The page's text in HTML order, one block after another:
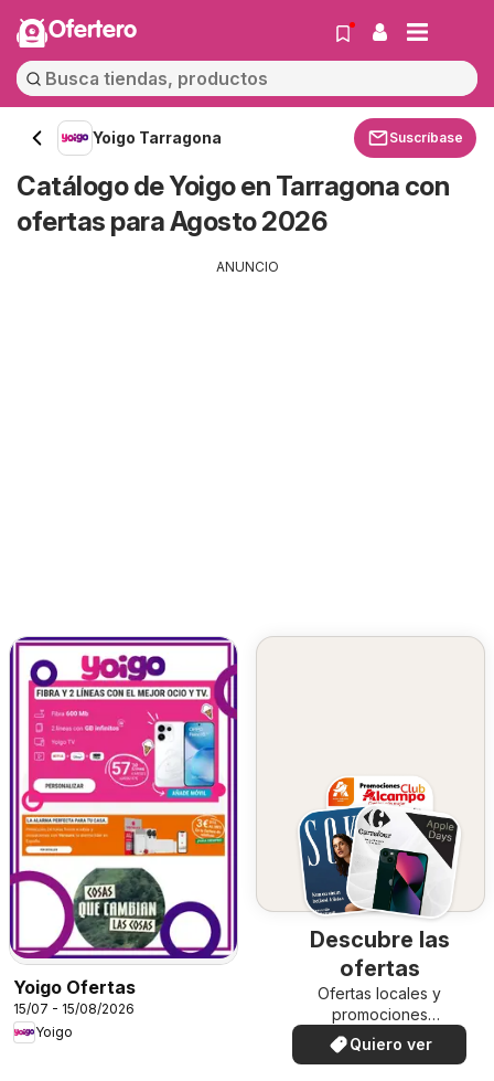
Ofertero
Yoigo Tarragona Suscríbase
Catálogo de Yoigo en Tarragona con
ofertas para Agosto 2026
ANUNCIO
Yoigo Ofertas
15/07 - 15/08/2026
Yoigo
Descubre las
ofertas
Ofertas locales y
promociones
especiales.
Quiero ver